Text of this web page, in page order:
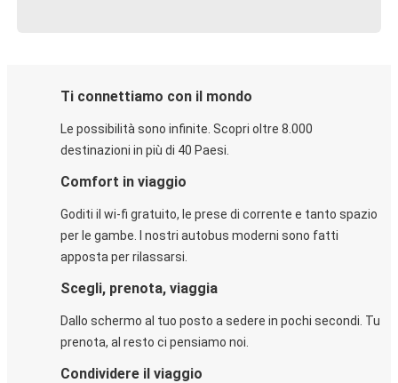
Ti connettiamo con il mondo
Le possibilità sono infinite. Scopri oltre 8.000
destinazioni in più di 40 Paesi.
Comfort in viaggio
Goditi il wi-fi gratuito, le prese di corrente e tanto spazio
per le gambe. I nostri autobus moderni sono fatti
apposta per rilassarsi.
Scegli, prenota, viaggia
Dallo schermo al tuo posto a sedere in pochi secondi. Tu
prenota, al resto ci pensiamo noi.
Condividere il viaggio